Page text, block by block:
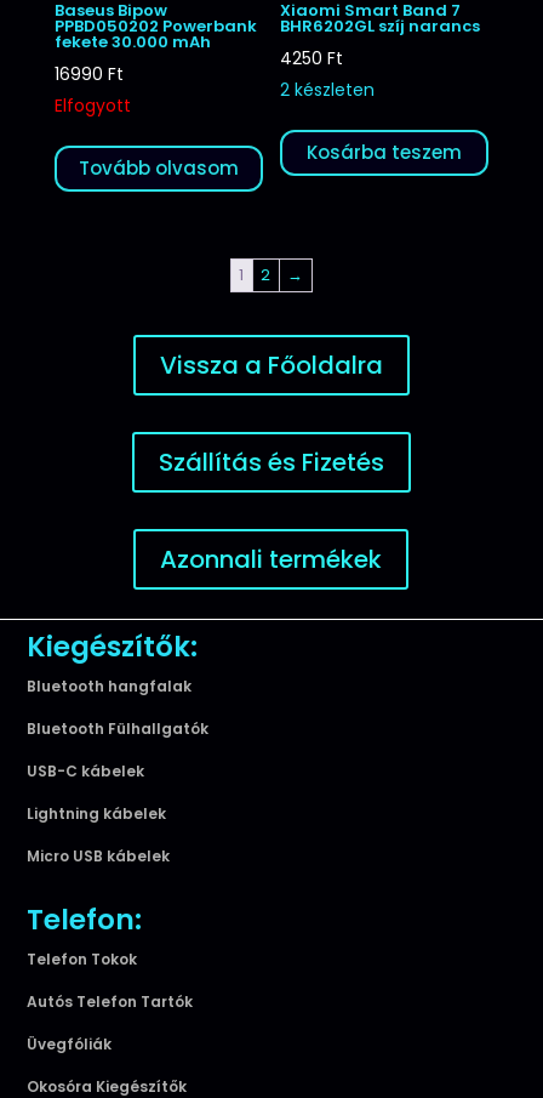
Baseus Bipow
PPBD050202 Powerbank
fekete 30.000 mAh
16990 Ft
Elfogyott
Tovább olvasom
Xiaomi Smart Band 7
BHR6202GL szíj narancs
4250Ft
2 készleten
Kosárba teszem
1 2 →
Vissza a Főoldalra
Szállítás és Fizetés
Azonnali termékek
Kiegészítők:
Bluetooth hangfalak
Bluetooth Fülhallgatók
USB-C kábelek
Lightning kábelek
Micro USB kábelek
Telefon:
Telefon Tokok
Autós Telefon Tartók
Üvegfóliák
Okosóra Kiegészítők